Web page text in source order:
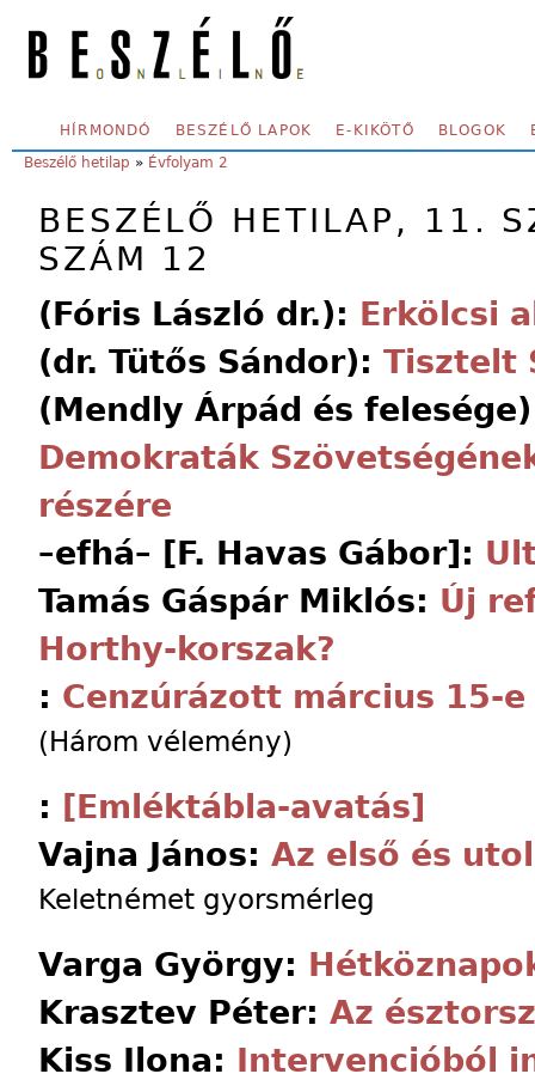
SECONDARY MENU
HÍRMONDÓ BESZÉLŐ LAPOK E-KIKÖTŐ BLOGOK
YOU ARE HERE:
Beszélő hetilap » Évfolyam 2
BESZÉLŐ HETILAP, 11.
SZÁM 12
(Fóris László dr.): Erkölcsi
(dr. Tütős Sándor): Tisztelt
(Mendly Árpád és
Demokraták
részére
–efhá– [F. Havas Gábor]:
Tamás Gáspár Miklós: Új
Horthy-korszak?
: Cenzúrázott március 15-e
(Három vélemény)
: [Emléktábla-avatás]
Vajna János: Az első és
Keletnémet gyorsmérleg
Varga György:
Krasztev Péter: Az
Kiss Ilona: Intervencióból